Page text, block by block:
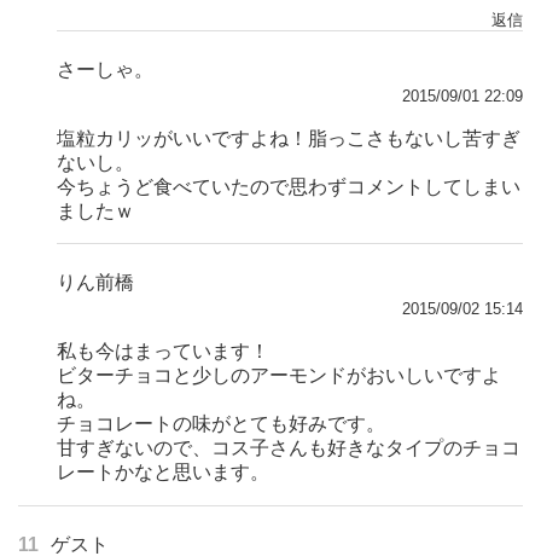
返信
さーしゃ。
2015/09/01 22:09
塩粒カリッがいいですよね！脂っこさもないし苦すぎ
ないし。
今ちょうど食べていたので思わずコメントしてしまい
ましたｗ
りん前橋
2015/09/02 15:14
私も今はまっています！
ビターチョコと少しのアーモンドがおいしいですよ
ね。
チョコレートの味がとても好みです。
甘すぎないので、コス子さんも好きなタイプのチョコ
レートかなと思います。
11 ゲスト